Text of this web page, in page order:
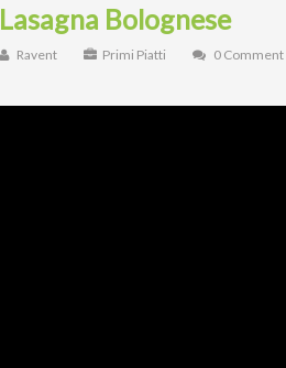
Lasagna Bolognese
Ravent Primi Piatti 0 Comment